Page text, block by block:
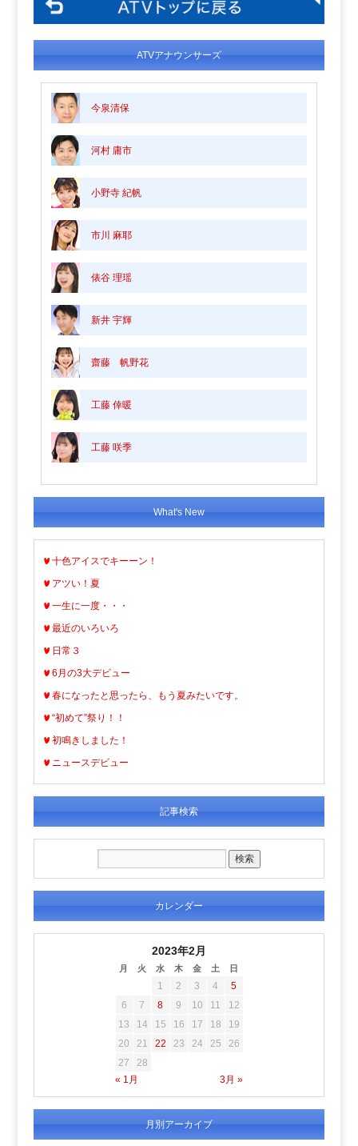
ATVアナウンサーズ
今泉清保
河村 庸市
小野寺 紀帆
市川 麻耶
俵谷 理瑶
新井 宇輝
齋藤 帆野花
工藤 倖暖
工藤 咲季
What's New
十色アイスでキーーン！
アツい！夏
一生に一度・・・
最近のいろいろ
日常３
6月の3大デビュー
春になったと思ったら、もう夏みたいです。
“初めて”祭り！！
初鳴きしました！
ニュースデビュー
記事検索
カレンダー
2023年2月
月 火 水 木 金 土 日
« 1月 3月 »
1 2 3 4
5
6
7 8 9 10 11
12
13
14 15 16 17 18
19
20
21 22 23 24 25
26
27
28
月別アーカイブ